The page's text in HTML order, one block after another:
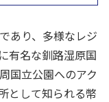
あり、多様なレジ
有名な釧路湿原国
国立公園へのアク
として知られる幣